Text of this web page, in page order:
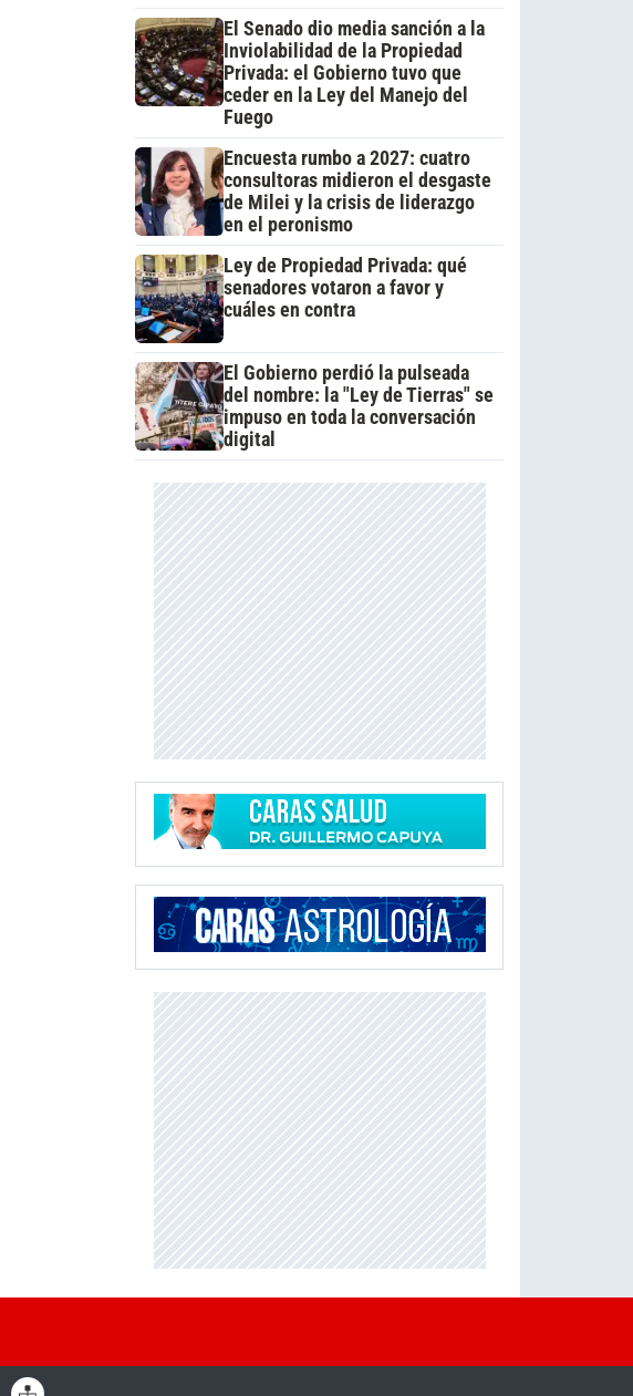
El Senado dio media sanción a la
Inviolabilidad de la Propiedad
Privada: el Gobierno tuvo que
ceder en la Ley del Manejo del
Fuego
Encuesta rumbo a 2027: cuatro
consultoras midieron el desgaste
de Milei y la crisis de liderazgo
en el peronismo
Ley de Propiedad Privada: qué
senadores votaron a favor y
cuáles en contra
El Gobierno perdió la pulseada
del nombre: la "Ley de Tierras" se
impuso en toda la conversación
digital